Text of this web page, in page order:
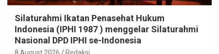
Silaturahmi Ikatan Penasehat Hukum
Indonesia (IPHI 1987 ) menggelar Silaturahmi
Nasional DPD IPHI se-Indonesia